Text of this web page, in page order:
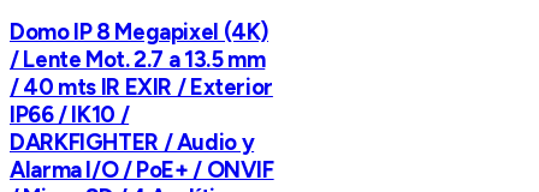
Domo IP 8 Megapixel (4K)
/ Lente Mot. 2.7 a 13.5 mm
/ 40 mts IR EXIR / Exterior
IP66 / IK10 /
DARKFIGHTER / Audio y
Alarma I/O / PoE+ / ONVIF